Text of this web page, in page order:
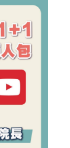
完了四分
並沒有
從小到
：